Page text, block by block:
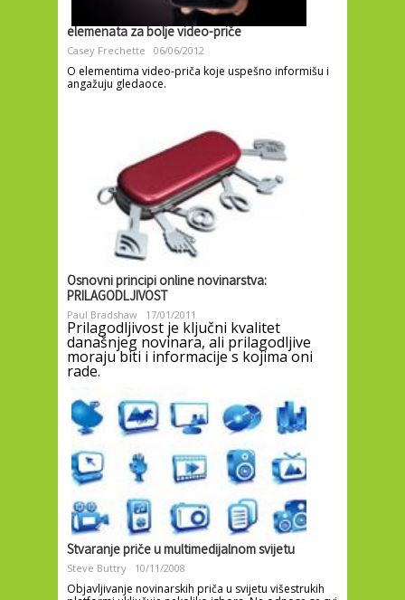
elemenata za bolje video-priče
Casey Frechette 06/06/2012
O elementima video-priča koje uspešno informišu i
angažuju gledaoce.
Osnovni principi online novinarstva:
PRILAGODLJIVOST
Paul Bradshaw 17/01/2011
Prilagodljivost je ključni kvalitet
današnjeg novinara, ali prilagodljive
moraju biti i informacije s kojima oni
rade.
Stvaranje priče u multimedijalnom svijetu
Steve Buttry 10/11/2008
Objavljivanje novinarskih priča u svijetu višestrukih